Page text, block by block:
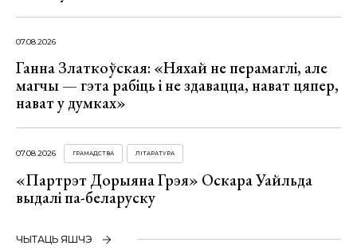
07.08.2026
Ганна Златкоўская: «Няхай не перамаглі, але
магчы — гэта рабіць і не здавацца, нават цяпер,
нават у думках»
07.08.2026 ГРАМАДСТВА ЛІТАРАТУРА
«Партрэт Дорыяна Грэя» Оскара Уайльда
выдалі па-беларуску
ЧЫТАЦЬ ЯШЧЭ